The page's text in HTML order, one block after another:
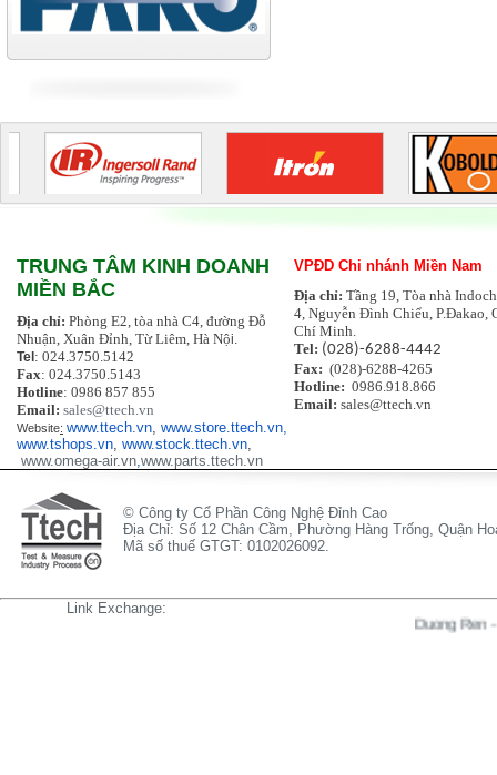
TRUNG TÂM KINH DOANH
MIỀN BẮC
Địa chỉ: Phòng E2, tòa nhà C4, đường Đỗ
Nhuận, Xuân Đỉnh, Từ Liêm, Hà Nội.
Tel: 024.3750.5142
Fax: 024.3750.5143
Hotline: 0986 857 855
Email: sales@ttech.vn
Website: www.ttech.vn www.store.ttech.vn,
www.tshops.vn www.stock.ttech.vn
www.omega-air.vn www.parts.ttech.vn
VPĐD Chi nhánh Miền Nam
Địa chỉ: Tầng 19, Tòa nhà
4, Nguyễn Đình Chiểu, P.Đakao,
Chí Minh.
Tel: (028)-6288-4442
Fax: (028)-6288-4265
Hotline: 0986.918.866
Email: sales@ttech.vn
© Công ty Cổ Phần Công Nghệ Đỉnh Cao
Địa Chỉ: Số 12 Chân Cầm, Phường Hàng Trống, Quận
Mã số thuế GTGT: 0102026092.
Link Exchange:
Duong Ren-Kinh